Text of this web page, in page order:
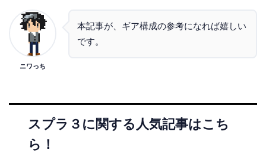
ニワっち
本記事が、ギア構成の参考になれば嬉しい
です。
スプラ３に関する人気記事はこち
ら！